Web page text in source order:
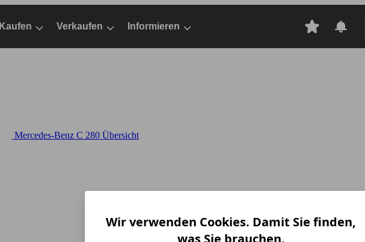
Kaufen Verkaufen Informieren
Mercedes-Benz C 280 Übersicht
Wir verwenden Cookies. Damit Sie finden,